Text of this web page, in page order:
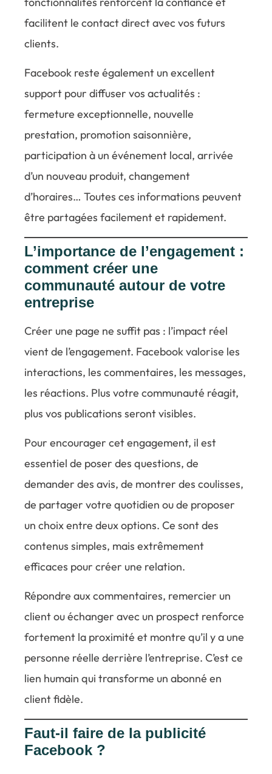
facilitent le contact direct avec vos futurs
clients.
Facebook reste également un excellent
support pour diffuser vos actualités :
fermeture exceptionnelle, nouvelle
prestation, promotion saisonnière,
participation à un événement local, arrivée
d’un nouveau produit, changement
d’horaires… Toutes ces informations peuvent
être partagées facilement et rapidement.
L’importance de l’engagement :
comment créer une
communauté autour de votre
entreprise
Créer une page ne suffit pas : l’impact réel
vient de l’engagement. Facebook valorise les
interactions, les commentaires, les messages,
les réactions. Plus votre communauté réagit,
plus vos publications seront visibles.
Pour encourager cet engagement, il est
essentiel de poser des questions, de
demander des avis, de montrer des coulisses,
de partager votre quotidien ou de proposer
un choix entre deux options. Ce sont des
contenus simples, mais extrêmement
efficaces pour créer une relation.
Répondre aux commentaires, remercier un
client ou échanger avec un prospect renforce
fortement la proximité et montre qu’il y a une
personne réelle derrière l’entreprise. C’est ce
lien humain qui transforme un abonné en
client fidèle.
Faut-il faire de la publicité
Facebook ?